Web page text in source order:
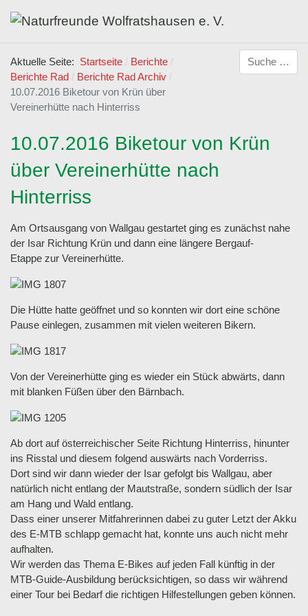
Aktuelle Seite: Startseite
Berichte
Berichte Rad
Berichte Rad Archiv
10.07.2016 Biketour von Krün über
Vereinerhütte nach Hinterriss
Suchen
10.07.2016 Biketour von Krün
über Vereinerhütte nach
Hinterriss
Am Ortsausgang von Wallgau gestartet ging es zunächst nahe
der Isar Richtung Krün und dann eine längere Bergauf-
Etappe zur Vereinerhütte.
Die Hütte hatte geöffnet und so konnten wir dort eine schöne
Pause einlegen, zusammen mit vielen weiteren Bikern.
Von der Vereinerhütte ging es wieder ein Stück abwärts, dann
mit blanken Füßen über den Bärnbach.
Ab dort auf österreichischer Seite Richtung Hinterriss, hinunter
ins Risstal und diesem folgend auswärts nach Vorderriss.
Dort sind wir dann wieder der Isar gefolgt bis Wallgau, aber
natürlich nicht entlang der Mautstraße, sondern südlich der Isar
am Hang und Wald entlang.
Dass einer unserer Mitfahrerinnen dabei zu guter Letzt der Akku
des E-MTB schlapp gemacht hat, konnte uns auch nicht mehr
aufhalten.
Wir werden das Thema E-Bikes auf jeden Fall künftig in der
MTB-Guide-Ausbildung berücksichtigen, so dass wir während
einer Tour bei Bedarf die richtigen Hilfestellungen geben können.